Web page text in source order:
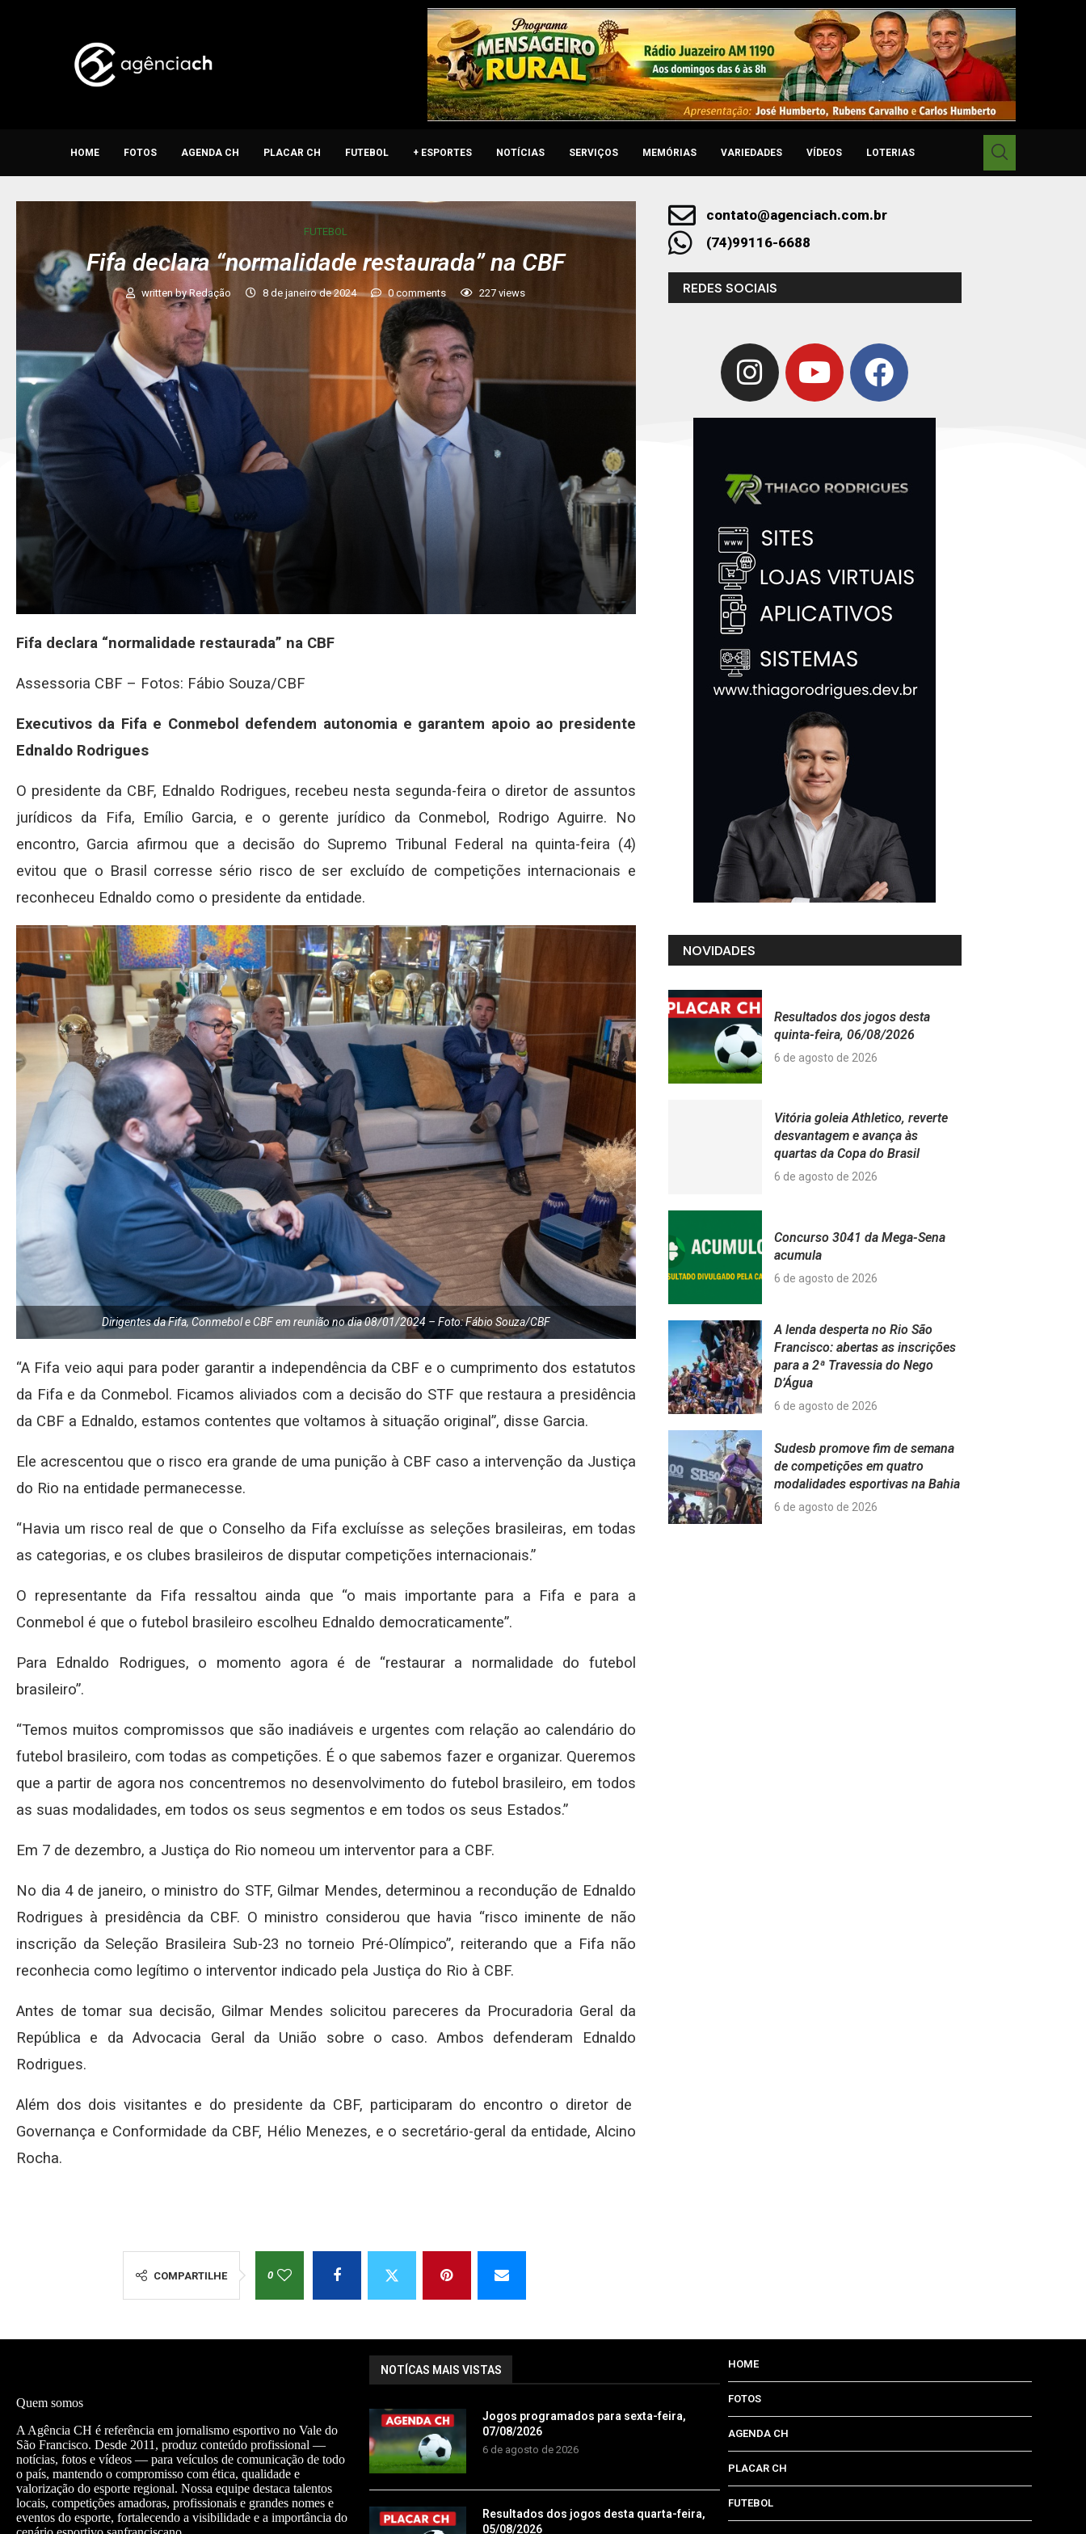
HOME FOTOS AGENDA CH PLACAR CH FUTEBOL + ESPORTES NOTÍCIAS SERVIÇOS MEMÓRIAS VARIEDADES VÍDEOS LOTERIAS
FUTEBOL
Fifa declara “normalidade restaurada” na CBF
written byRedação 8 de janeiro de 2024 0 comments 227 views
Fifa declara “normalidade restaurada” na CBF
Assessoria CBF – Fotos: Fábio Souza/CBF
Executivos da Fifa e Conmebol defendem autonomia e garantem apoio ao presidente
Ednaldo Rodrigues
O presidente da CBF, Ednaldo Rodrigues, recebeu nesta segunda-feira o diretor de assuntos
jurídicos da Fifa, Emílio Garcia, e o gerente jurídico da Conmebol, Rodrigo Aguirre. No
encontro, Garcia afirmou que a decisão do Supremo Tribunal Federal na quinta-feira (4)
evitou que o Brasil corresse sério risco de ser excluído de competições internacionais e
reconheceu Ednaldo como o presidente da entidade.
Dirigentes da Fifa, Conmebol e CBF em reunião no dia 08/01/2024 – Foto: Fábio Souza/CBF
“A Fifa veio aqui para poder garantir a independência da CBF e o cumprimento dos estatutos
da Fifa e da Conmebol. Ficamos aliviados com a decisão do STF que restaura a presidência
da CBF a Ednaldo, estamos contentes que voltamos à situação original”, disse Garcia.
Ele acrescentou que o risco era grande de uma punição à CBF caso a intervenção da Justiça
do Rio na entidade permanecesse.
“Havia um risco real de que o Conselho da Fifa excluísse as seleções brasileiras, em todas
as categorias, e os clubes brasileiros de disputar competições internacionais.”
O representante da Fifa ressaltou ainda que “o mais importante para a Fifa e para a
Conmebol é que o futebol brasileiro escolheu Ednaldo democraticamente”.
Para Ednaldo Rodrigues, o momento agora é de “restaurar a normalidade do futebol
brasileiro”.
“Temos muitos compromissos que são inadiáveis e urgentes com relação ao calendário do
futebol brasileiro, com todas as competições. É o que sabemos fazer e organizar. Queremos
que a partir de agora nos concentremos no desenvolvimento do futebol brasileiro, em todos
as suas modalidades, em todos os seus segmentos e em todos os seus Estados.”
Em 7 de dezembro, a Justiça do Rio nomeou um interventor para a CBF.
No dia 4 de janeiro, o ministro do STF, Gilmar Mendes, determinou a recondução de Ednaldo
Rodrigues à presidência da CBF. O ministro considerou que havia “risco iminente de não
inscrição da Seleção Brasileira Sub-23 no torneio Pré-Olímpico”, reiterando que a Fifa não
reconhecia como legítimo o interventor indicado pela Justiça do Rio à CBF.
Antes de tomar sua decisão, Gilmar Mendes solicitou pareceres da Procuradoria Geral da
República e da Advocacia Geral da União sobre o caso. Ambos defenderam Ednaldo
Rodrigues.
Além dos dois visitantes e do presidente da CBF, participaram do encontro o diretor de
Governança e Conformidade da CBF, Hélio Menezes, e o secretário-geral da entidade, Alcino
Rocha.
COMPARTILHE 0
contato@agenciach.com.br
(74)99116-6688
REDES SOCIAIS
NOVIDADES
Resultados dos jogos desta
quinta-feira, 06/08/2026
6 de agosto de 2026
Vitória goleia Athletico, reverte
desvantagem e avança às
quartas da Copa do Brasil
6 de agosto de 2026
Concurso 3041 da Mega-Sena
acumula
6 de agosto de 2026
A lenda desperta no Rio São
Francisco: abertas as inscrições
para a 2ª Travessia do Nego
D’Água
6 de agosto de 2026
Sudesb promove fim de semana
de competições em quatro
modalidades esportivas na Bahia
6 de agosto de 2026
Quem somos
A Agência CH é referência em jornalismo esportivo no Vale do
São Francisco. Desde 2011, produz conteúdo profissional —
notícias, fotos e vídeos — para veículos de comunicação de todo
o país, mantendo o compromisso com ética, qualidade e
valorização do esporte regional. Nossa equipe destaca talentos
locais, competições amadoras, profissionais e grandes nomes e
eventos do esporte, fortalecendo a visibilidade e a importância do
NOTÍCAS MAIS VISTAS
Jogos programados para sexta-feira,
07/08/2026
6 de agosto de 2026
Resultados dos jogos desta quarta-feira,
05/08/2026
HOME
FOTOS
AGENDA CH
PLACAR CH
FUTEBOL